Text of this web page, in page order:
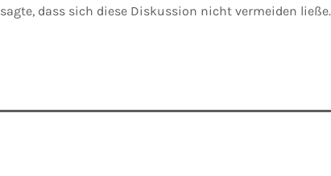
dass sich diese Diskussion nicht vermeiden ließe.